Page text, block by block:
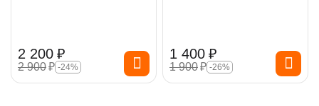
2 200 ₽
2 900₽ -24%
1 400 ₽
1 900₽ -26%